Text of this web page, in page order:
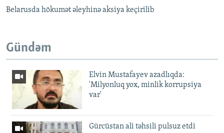
Belarusda hökumət əleyhinə aksiya keçirilib
Gündəm
Elvin Mustafayev azadlıqda:
'Milyonluq yox, minlik korrupsiya
var'
Gürcüstan ali təhsili pulsuz etdi